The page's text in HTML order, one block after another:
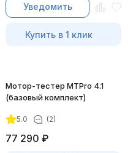
Уведомить
Купить в 1 клик
Мотор-тестер MTPro 4.1
(базовый комплект)
5.0 (2)
77 290 ₽